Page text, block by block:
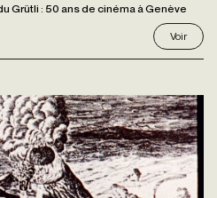
Grütli : 50 ans de cinéma à Genève
Voir